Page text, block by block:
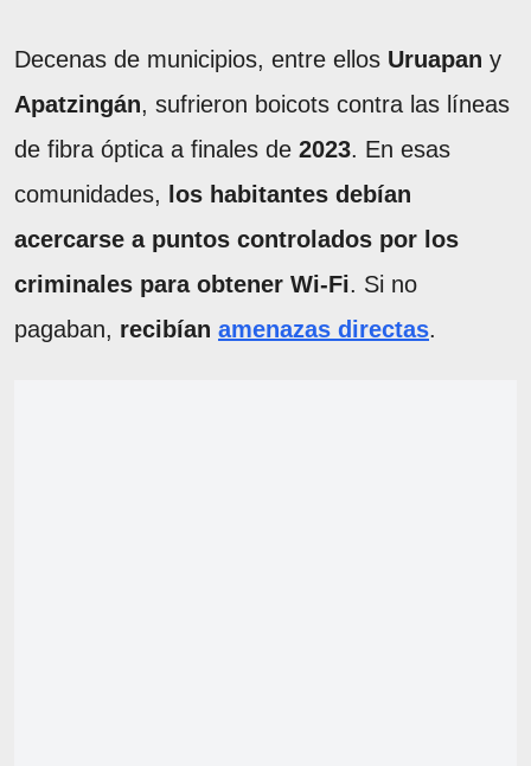
Decenas de municipios, entre ellos Uruapan y
Apatzingán, sufrieron boicots contra las líneas
de fibra óptica a finales de 2023. En esas
comunidades,
los habitantes debían
acercarse a puntos controlados por los
criminales para obtener Wi-Fi. Si no
pagaban, recibían amenazas directas.